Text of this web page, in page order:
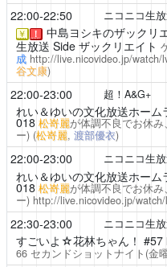
22:00-22:50 ニコニコ生
￥ ！ 中島ヨシキのザックリ
生放送 Side ザックリエイト
成 http://live.nicovideo.jp/watch/
谷文康)
22:00-23:00 超！A&G+
れい＆ゆいの文化放送ホーム
018 松嵜麗が体調不良でお休
ー) (松嵜麗, 渡部優衣)
22:00-23:00 ニコニコ生
れい＆ゆいの文化放送ホーム
018 松嵜麗が体調不良でお休
ー) http://live.nicovideo.jp/
22:30-23:00 ニコニコ生
すごいよ☆花林ちゃん！ #57
66セカンドショットナイト(金